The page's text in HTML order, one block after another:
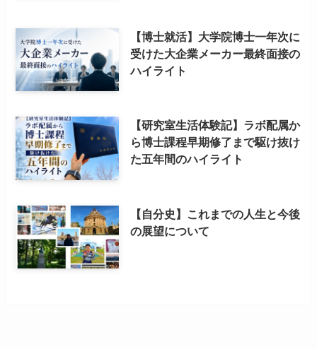
【博士就活】大学院博士一年次に
受けた大企業メーカー最終面接の
ハイライト
【研究室生活体験記】ラボ配属か
ら博士課程早期修了まで駆け抜け
た五年間のハイライト
【自分史】これまでの人生と今後
の展望について